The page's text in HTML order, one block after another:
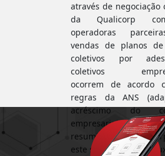
através de negociação
da Qualicorp
operadoras
vendas de planos
coletivos por
coletivos
ocorrem de acordo
regras da ANS
acréscimo do
empresariais).
resumidas. A
este simulador para